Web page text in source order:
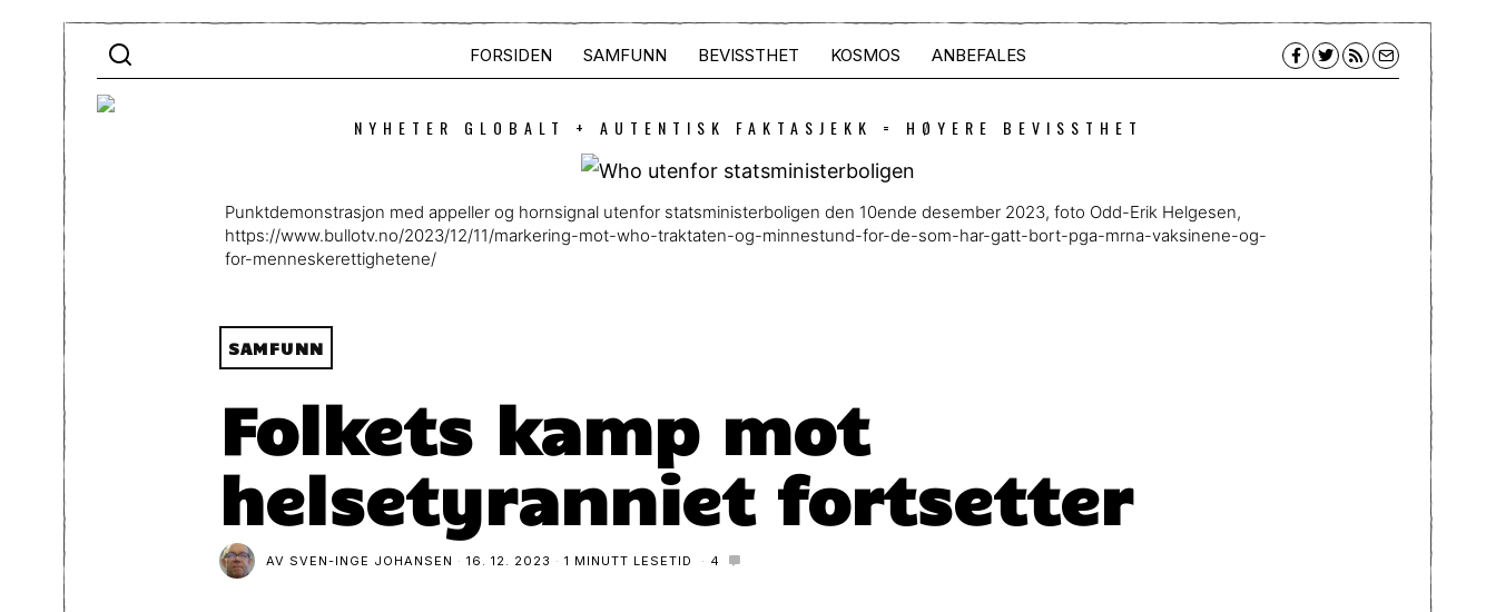
FORSIDEN SAMFUNN BEVISSTHET KOSMOS ANBEFALES
NYHETER GLOBALT + AUTENTISK FAKTASJEKK = HØYERE BEVISSTHET
Punktdemonstrasjon med appeller og hornsignal utenfor statsministerboligen den 10ende desember 2023, foto Odd-Erik Helgesen,
https://www.bullotv.no/2023/12/11/markering-mot-who-traktaten-og-minnestund-for-de-som-har-gatt-bort-pga-mrna-vaksinene-og-
for-menneskerettighetene/
SAMFUNN
Folkets kamp mot
helsetyranniet fortsetter
AV SVEN-INGE JOHANSEN 16. 12. 2023 1 MINUTT LESETID 4